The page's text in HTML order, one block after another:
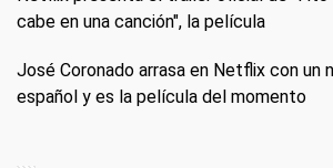
cabe en una canción", la película
José Coronado arrasa en Netflix con un
español y es la película del momento